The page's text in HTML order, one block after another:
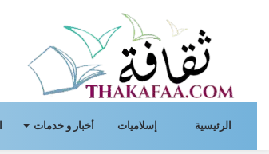
الرئيسية إسلاميات أخبار و خدمات